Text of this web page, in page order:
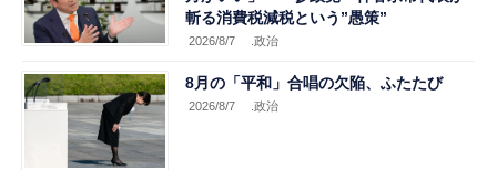
斬る消費税減税という”愚策”
2026/8/7 .政治
8月の「平和」合唱の欠陥、ふたたび
2026/8/7 .政治